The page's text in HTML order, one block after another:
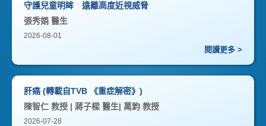
守護兒童明眸 遠離高度近視威脅
張秀娟 醫生
2026-08-01
閱讀更多 >
肝癌 (轉載自TVB 《重症解密》)
陳智仁 教授 | 蔣子樑 醫生| 萬鈞 教授
2026-07-28